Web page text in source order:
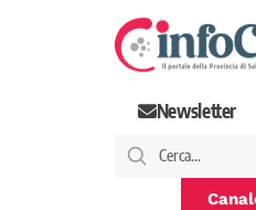
Newsletter